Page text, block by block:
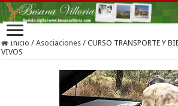
Inicio / Asociaciones / CURSO TRANSPORTE Y
VIVOS